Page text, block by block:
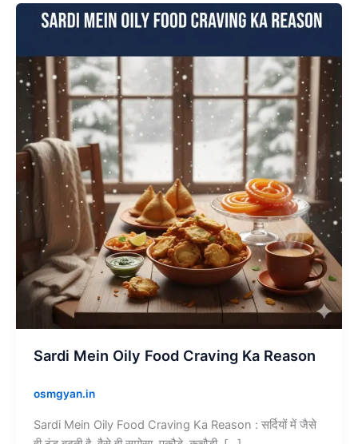
Sardi Mein Oily Food Craving Ka Reason
osmgyan.in
Sardi Mein Oily Food Craving Ka Reason : सर्दियों में जैसे
Sardi
Mein
Food
Craving
Ka
Reason